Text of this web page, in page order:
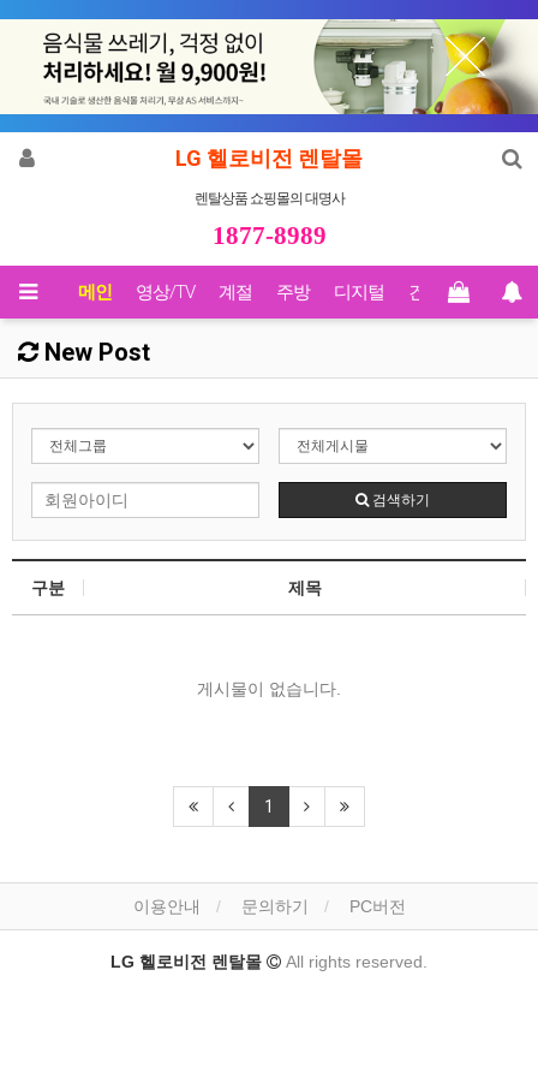
LG 헬로비전 렌탈몰
렌탈상품 쇼핑몰의 대명사
1877-8989
메인 영상/TV 계절 주방 디지털 건강 Biz렌탈
New Post
검색하기
구분 제목
게시물이 없습니다.
1
이용안내 문의하기 PC버전
LG 헬로비전 렌탈몰 All rights reserved.